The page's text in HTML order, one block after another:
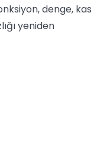
denge, kas
yeniden